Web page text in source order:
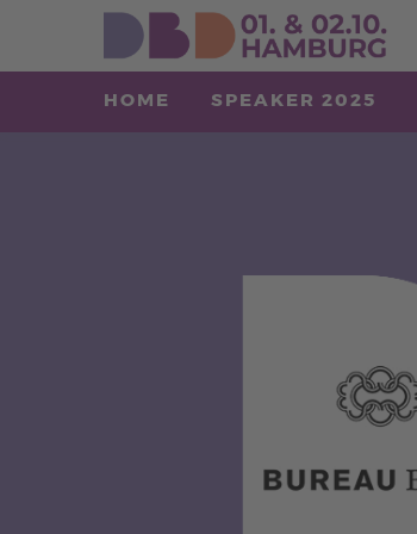
HOME SPEAKER 2025